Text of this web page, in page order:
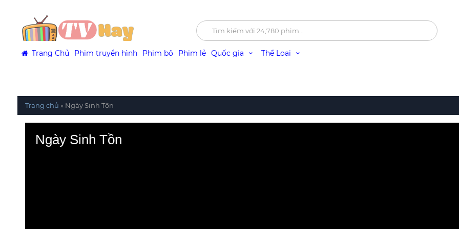
Trang Chủ Phim truyền hình Phim bộ Phim lẻ Quốc gia Thể Loại
Trang chủ » Ngày Sinh Tồn
Ngày Sinh Tồn